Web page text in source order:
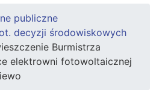
publiczne
decyzji środowiskowych
Burmistrza
elektrowni fotowoltaicznej